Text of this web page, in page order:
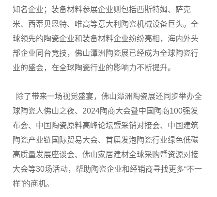
知名企业；装备材料参展企业则包括西斯特姆、萨克
米、西蒂贝恩特、唯高等意大利陶瓷机械设备巨头。全
球领先的陶瓷企业和装备材料企业纷纷亮相，海内外头
部企业同台竞技，佛山潭洲陶瓷展已经成为全球陶瓷行
业的盛会，在全球陶瓷行业的影响力不断提升。
除了带来一场视觉盛宴，佛山潭洲陶瓷展还同步举办全
球陶瓷人佛山之夜、2024陶商大会暨中国陶商100强发
布会、中国陶瓷原料高峰论坛暨采销对接会、中国建筑
陶瓷产业链国际贸易大会、首届发泡陶瓷行业绿色低碳
高质量发展座谈会、佛山家居建材全球采购暨资源对接
大会等30场活动，帮助陶瓷企业和经销商寻找更多“不一
样”的商机。